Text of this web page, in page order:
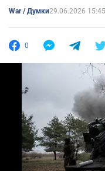
War / Думки29.06.2026 15:45
0